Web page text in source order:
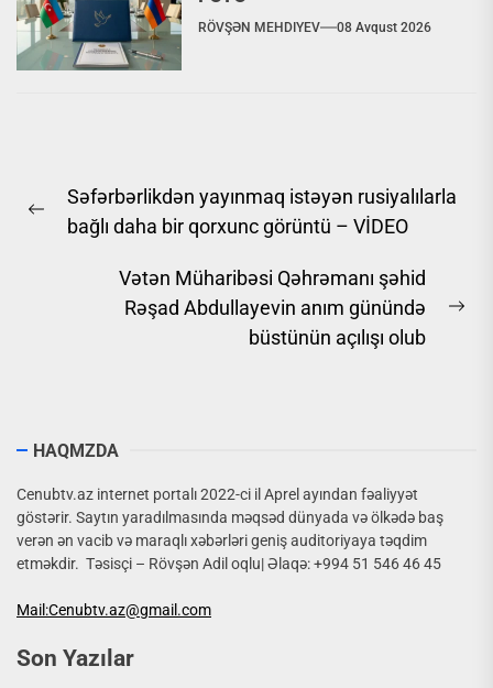
RÖVŞƏN MEHDIYEV 08 Avqust 2026
naviqasiyası
Previous
Səfərbərlikdən yayınmaq istəyən rusiyalılarla
bağlı daha bir qorxunc görüntü – VİDEO
Vətən Müharibəsi Qəhrəmanı şəhid
Rəşad Abdullayevin anım günündə
büstünün açılışı olub
HAQMZDA
Cenubtv.az internet portalı 2022-ci il Aprel ayından fəaliyyət
göstərir. Saytın yaradılmasında məqsəd dünyada və ölkədə baş
verən ən vacib və maraqlı xəbərləri geniş auditoriyaya təqdim
etməkdir. Təsisçi – Rövşən Adil oqlu| Əlaqə: +994 51 546 46 45
Mail:Cenubtv.az@gmail.com
Son Yazılar